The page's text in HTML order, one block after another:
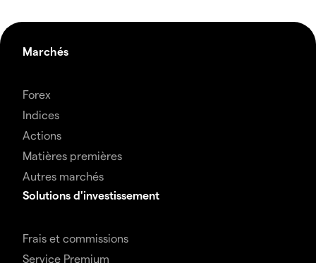
Marchés
Forex
Indices
Actions
Matières premières
Autres marchés
Solutions d'investissement
Frais et commissions
Service Premium